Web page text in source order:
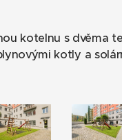
kotelnu s dvěma
kotly a